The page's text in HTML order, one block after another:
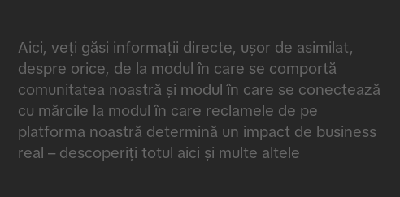
Aici, veți găsi informații directe, ușor de asimilat,
despre orice, de la modul în care se comportă
comunitatea noastră și modul în care se conectează
cu mărcile la modul în care reclamele de pe
platforma noastră determină un impact de business
real – descoperiți totul aici și multe altele